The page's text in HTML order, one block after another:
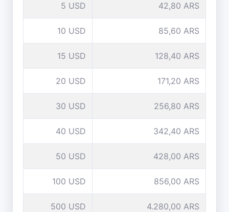
5 USD 42,80 ARS
10 USD 85,60 ARS
15 USD 128,40 ARS
20 USD 171,20 ARS
30 USD 256,80 ARS
40 USD 342,40 ARS
50 USD 428,00 ARS
100 USD 856,00 ARS
500 USD 4.280,00 ARS